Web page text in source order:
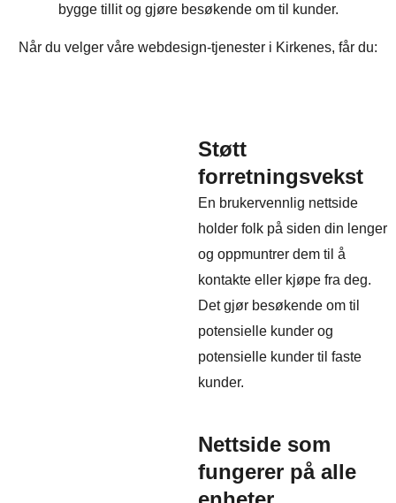
bygge tillit og gjøre besøkende om til kunder.
Når du velger våre webdesign-tjenester i Kirkenes, får du:
Støtt
forretningsvekst
En brukervennlig nettside
holder folk på siden din lenger
og oppmuntrer dem til å
kontakte eller kjøpe fra deg.
Det gjør besøkende om til
potensielle kunder og
potensielle kunder til faste
kunder.
Nettside som
fungerer på alle